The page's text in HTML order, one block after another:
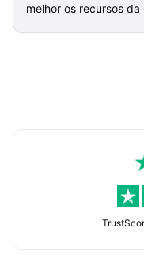
melhor os recursos da